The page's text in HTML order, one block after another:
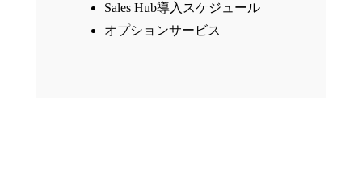
Sales Hub導入スケジュール
オプションサービス